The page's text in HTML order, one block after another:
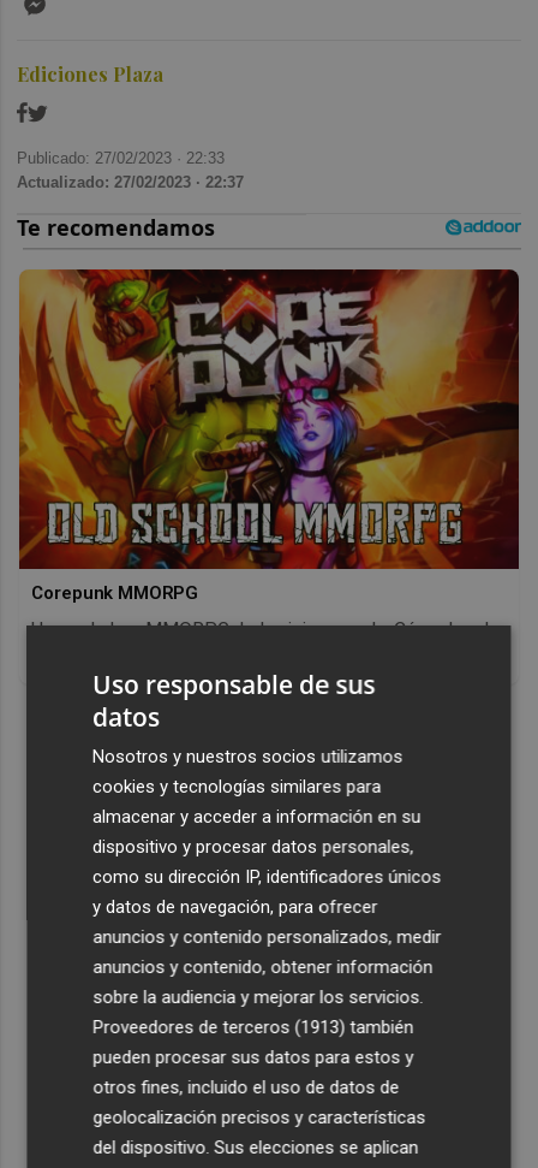
Ediciones Plaza
Publicado: 27/02/2023 · 22:33
Actualizado: 27/02/2023 · 22:37
Corepunk MMORPG
Un verdadero MMORPG de la vieja escuela ¡Cómo los de
Uso responsable de sus
datos
Nosotros y nuestros socios utilizamos
cookies y tecnologías similares para
almacenar y acceder a información en su
dispositivo y procesar datos personales,
como su dirección IP, identificadores únicos
y datos de navegación, para ofrecer
anuncios y contenido personalizados, medir
anuncios y contenido, obtener información
sobre la audiencia y mejorar los servicios.
Proveedores de terceros (1913) también
pueden procesar sus datos para estos y
otros fines, incluido el uso de datos de
geolocalización precisos y características
del dispositivo. Sus elecciones se aplican